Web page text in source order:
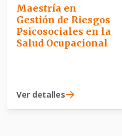
Maestría en
Gestión de Riesgos
Psicosociales en la
Salud Ocupacional
Ver detalles